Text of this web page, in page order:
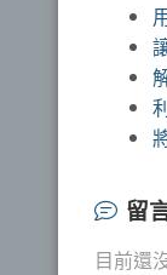
留
目前還